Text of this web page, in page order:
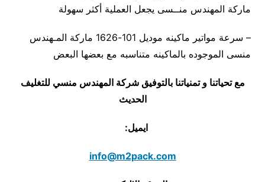
ماركة المهندس منــسى يجعل العملية أكثر سهولة
– سرعة مواتير ماكينه موديل 101-1626 ماركة المـهندس
منسى الموجوده بالماكينه متناسبه مع بعضها البعض
مع تحياتنا و تمنياتنا بالتوفيق شركة المهندس منسي للتغليف
الحديث
ايميل:
info@m2pack.com